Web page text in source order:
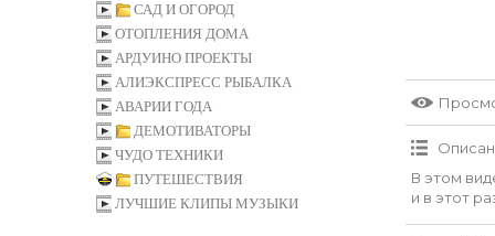
В этом
и в этот
САД И ОГОРОД
ОТОПЛЕНИЯ ДОМА
АРДУИНО ПРОЕКТЫ
АЛИЭКСПРЕСС РЫБАЛКА
АВАРИИ ГОДА
ДЕМОТИВАТОРЫ
ЧУДО ТЕХНИКИ
ПУТЕШЕСТВИЯ
ЛУЧШИЕ КЛИПЫ МУЗЫКИ